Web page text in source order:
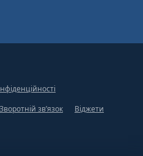
Зворотній зв’язок
Віджети